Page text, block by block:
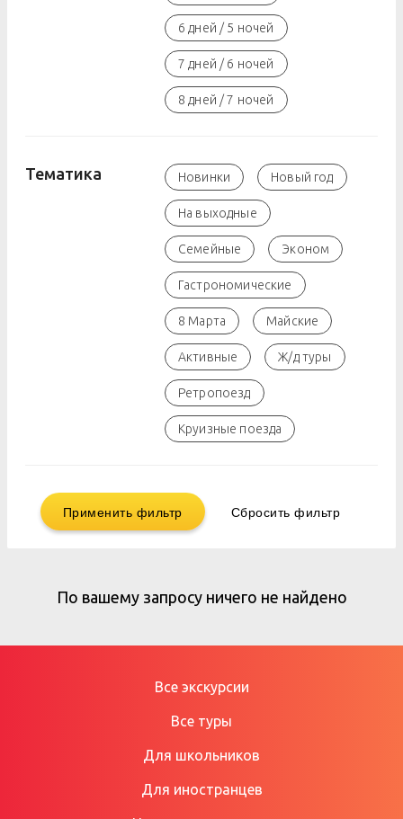
6 дней / 5 ночей
7 дней / 6 ночей
8 дней / 7 ночей
Тематика Новинки Новый год
На выходные
Семейные Эконом
Гастрономические
8 Марта Майские
Активные Ж/д туры
Ретропоезд
Круизные поезда
Применить фильтр Сбросить фильтр
По вашему запросу ничего не найдено
Все экскурсии
Все туры
Для школьников
Для иностранцев